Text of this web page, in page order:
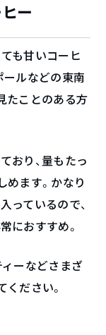
ー
も甘いコーヒ
ールなどの東南
たことのある方
おり、量もたっ
めます。かなり
っているので、
におすすめ。
ィーなどさまざ
ださい。